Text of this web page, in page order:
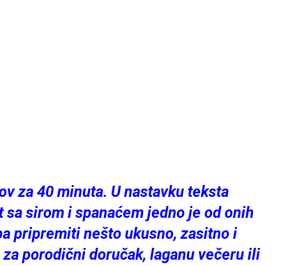
za 40 minuta. U nastavku teksta
sirom i spanaćem jedno je od onih
pripremiti nešto ukusno, zasitno i
porodični doručak, laganu večeru ili